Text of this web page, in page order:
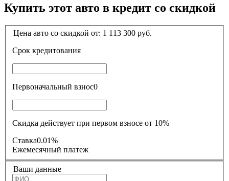
Купить этот авто в кредит со скидкой
Цена авто со скидкой от: 1 113 300 руб.
Срок кредитования
Первоначальный взнос0
Скидка действует при первом взносе от 10%
Ставка0.01%
Ежемесячный платеж
Ваши данные